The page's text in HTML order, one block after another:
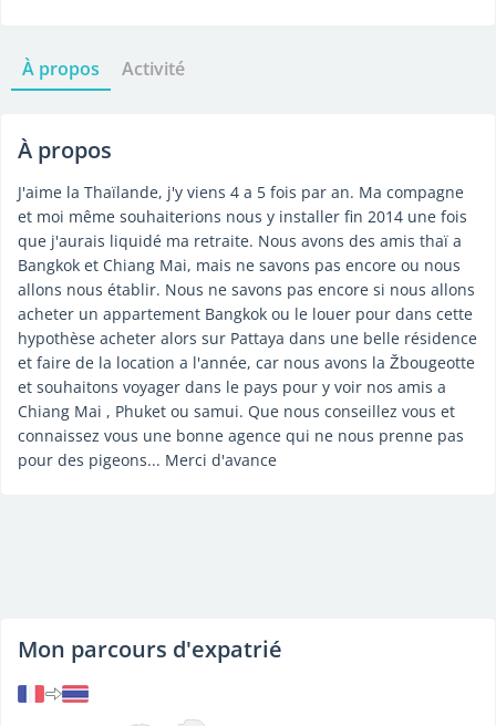
À propos Activité
À propos
J'aime la Thaïlande, j'y viens 4 a 5 fois par an. Ma compagne
et moi même souhaiterions nous y installer fin 2014 une fois
que j'aurais liquidé ma retraite. Nous avons des amis thaï a
Bangkok et Chiang Mai, mais ne savons pas encore ou nous
allons nous établir. Nous ne savons pas encore si nous allons
acheter un appartement Bangkok ou le louer pour dans cette
hypothèse acheter alors sur Pattaya dans une belle résidence
et faire de la location a l'année, car nous avons la Žbougeotte
et souhaitons voyager dans le pays pour y voir nos amis a
Chiang Mai , Phuket ou samui. Que nous conseillez vous et
connaissez vous une bonne agence qui ne nous prenne pas
pour des pigeons... Merci d'avance
Mon parcours d'expatrié